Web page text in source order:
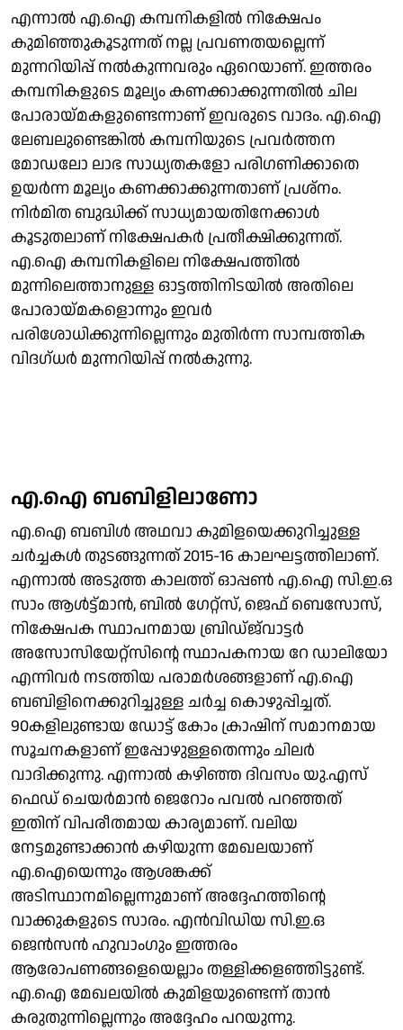
എന്നാല്‍ എ.ഐ കമ്പനികളില്‍ നിക്ഷേപം
കുമിഞ്ഞുകൂടുന്നത് നല്ല പ്രവണതയല്ലെന്ന്
മുന്നറിയിപ്പ് നല്‍കുന്നവരും ഏറെയാണ്. ഇത്തരം
കമ്പനികളുടെ മൂല്യം കണക്കാക്കുന്നതില്‍ ചില
പോരായ്മകളുണ്ടെന്നാണ് ഇവരുടെ വാദം. എ.ഐ
ലേബലുണ്ടെങ്കില്‍ കമ്പനിയുടെ പ്രവര്‍ത്തന
മോഡലോ ലാഭ സാധ്യതകളോ പരിഗണിക്കാതെ
ഉയര്‍ന്ന മൂല്യം കണക്കാക്കുന്നതാണ് പ്രശ്‌നം.
നിര്‍മിത ബുദ്ധിക്ക് സാധ്യമായതിനേക്കാള്‍
കൂടുതലാണ് നിക്ഷേപകര്‍ പ്രതീക്ഷിക്കുന്നത്.
എ.ഐ കമ്പനികളിലെ നിക്ഷേപത്തില്‍
മുന്നിലെത്താനുള്ള ഓട്ടത്തിനിടയില്‍ അതിലെ
പോരായ്മകളൊന്നും ഇവര്‍
പരിശോധിക്കുന്നില്ലെന്നും മുതിര്‍ന്ന സാമ്പത്തിക
വിദഗ്ധര്‍ മുന്നറിയിപ്പ് നല്‍കുന്നു.
എ.ഐ ബബിളിലാണോ
എ.ഐ ബബിള്‍ അഥവാ കുമിളയെക്കുറിച്ചുള്ള
ചര്‍ച്ചകള്‍ തുടങ്ങുന്നത് 2015-16 കാലഘട്ടത്തിലാണ്.
എന്നാല്‍ അടുത്ത കാലത്ത് ഓപ്പണ്‍ എ.ഐ സി.ഇ.ഒ
സാം ആള്‍ട്ട്മാന്‍, ബില്‍ ഗേറ്റ്‌സ്, ജെഫ് ബെസോസ്,
നിക്ഷേപക സ്ഥാപനമായ ബ്രിഡ്ജ്‌വാട്ടര്‍
അസോസിയേറ്റ്‌സിന്റെ സ്ഥാപകനായ റേ ഡാലിയോ
എന്നിവര്‍ നടത്തിയ പരാമര്‍ശങ്ങളാണ് എ.ഐ
ബബിളിനെക്കുറിച്ചുള്ള ചര്‍ച്ച കൊഴുപ്പിച്ചത്.
90കളിലുണ്ടായ ഡോട്ട് കോം ക്രാഷിന് സമാനമായ
സൂചനകളാണ് ഇപ്പോഴുള്ളതെന്നും ചിലര്‍
വാദിക്കുന്നു. എന്നാല്‍ കഴിഞ്ഞ ദിവസം യു.എസ്
ഫെഡ് ചെയര്‍മാന്‍ ജെറോം പവല്‍ പറഞ്ഞത്
ഇതിന് വിപരീതമായ കാര്യമാണ്. വലിയ
നേട്ടമുണ്ടാക്കാന്‍ കഴിയുന്ന മേഖലയാണ്
എ.ഐയെന്നും ആശങ്കക്ക്
അടിസ്ഥാനമില്ലെന്നുമാണ് അദ്ദേഹത്തിന്റെ
വാക്കുകളുടെ സാരം. എന്‍വിഡിയ സി.ഇ.ഒ
ജെന്‍സന്‍ ഹുവാംഗും ഇത്തരം
ആരോപണങ്ങളെയെല്ലാം തള്ളിക്കളഞ്ഞിട്ടുണ്ട്.
എ.ഐ മേഖലയില്‍ കുമിളയുണ്ടെന്ന് താന്‍
കരുതുന്നില്ലെന്നും അദ്ദേഹം പറയുന്നു.